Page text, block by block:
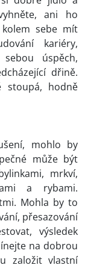
ani ho
sebe mít
kariéry,
úspěch,
dřině.
stoupá, hodně
mohlo by
může být
mrkví,
a rybami.
Mohla by to
přesazování
výsledek
na dobrou
založit vlastní